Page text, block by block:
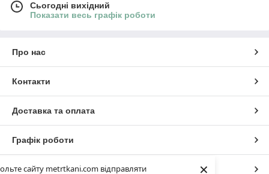
сайту metrtkani.com відправляти ×
Сьогодні вихідний
Показати весь графік роботи
Про нас
Контакти
Доставка та оплата
Графік роботи
Повна версія сайту